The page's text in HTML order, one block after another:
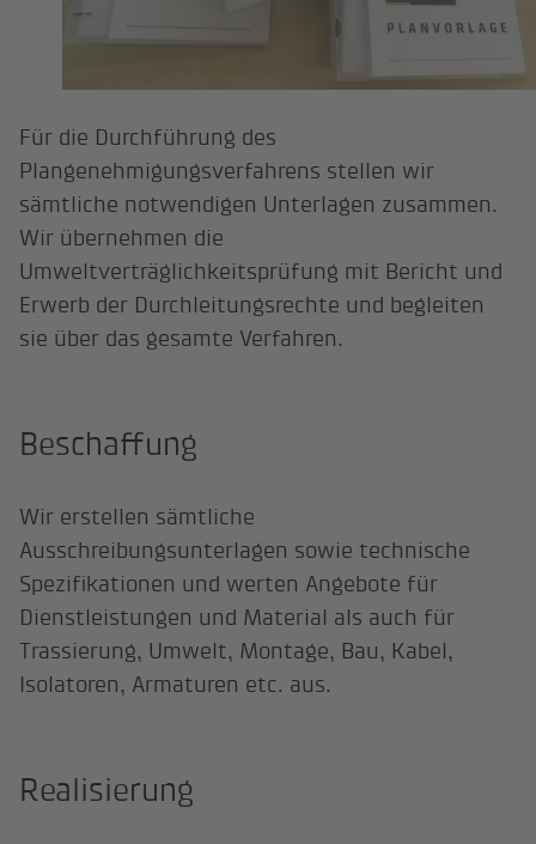
Für die Durchführung des
Plangenehmigungsverfahrens stellen wir
sämtliche notwendigen Unterlagen zusammen.
Wir übernehmen die
Umweltverträglichkeitsprüfung mit Bericht und
Erwerb der Durchleitungsrechte und begleiten
sie über das gesamte Verfahren.
Beschaffung
Wir erstellen sämtliche
Ausschreibungsunterlagen sowie technische
Spezifikationen und werten Angebote für
Dienstleistungen und Material als auch für
Trassierung, Umwelt, Montage, Bau, Kabel,
Isolatoren, Armaturen etc. aus.
Realisierung